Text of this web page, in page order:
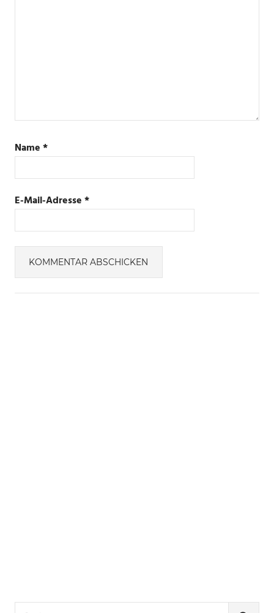
Name*
E-Mail-Adresse*